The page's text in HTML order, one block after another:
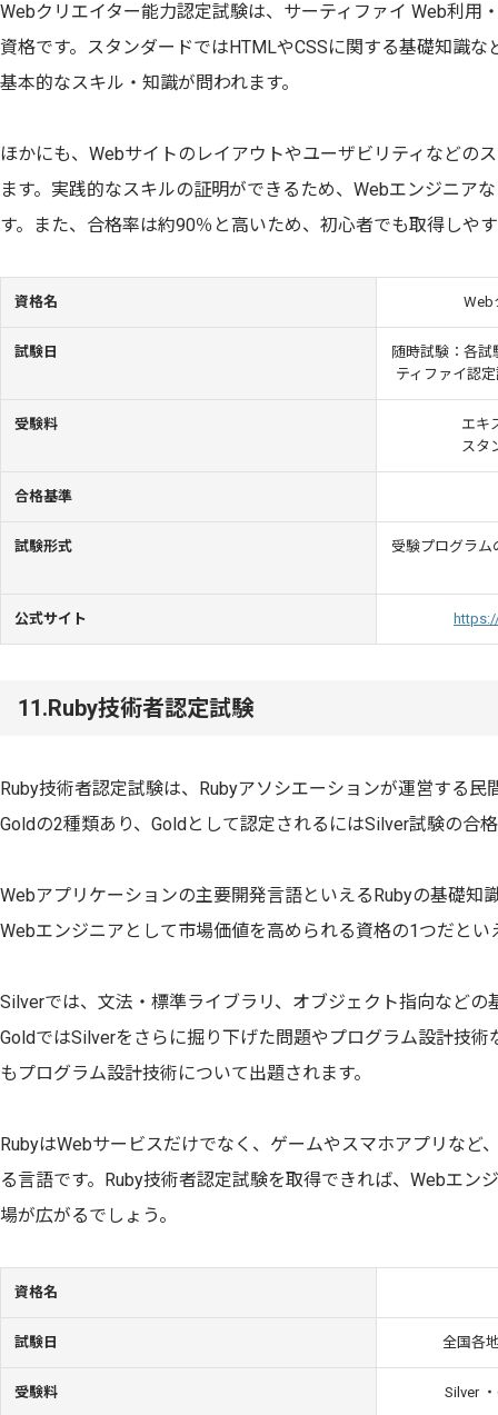
Webクリエイター能力認定試験は、サーティファイ Web利用
資格です。スタンダードではHTMLやCSSに関する基礎知識
基本的なスキル・知識が問われます。
ほかにも、Webサイトのレイアウトやユーザビリティなどの
ます。実践的なスキルの証明ができるため、Webエンジニア
す。また、合格率は約90％と高いため、初心者でも取得しや
資格名 Web
試験日
随時試験：各
ティファイ認
受験料
エキ
スタ
合格基準
試験形式 受験プログラム
公式サイト
11.Ruby技術者認定試験
Ruby技術者認定試験は、Rubyアソシエーションが運営する民
Goldの2種類あり、Goldとして認定されるにはSilver試験の合
Webアプリケーションの主要開発言語といえるRubyの基礎知
Webエンジニアとして市場価値を高められる資格の1つだとい
Silverでは、文法・標準ライブラリ、オブジェクト指向などの
GoldではSilverをさらに掘り下げた問題やプログラム設計技
もプログラム設計技術について出題されます。
RubyはWebサービスだけでなく、ゲームやスマホアプリなど
る言語です。Ruby技術者認定試験を取得できれば、Webエン
場が広がるでしょう。
資格名
試験日 全国各
受験料 Silver